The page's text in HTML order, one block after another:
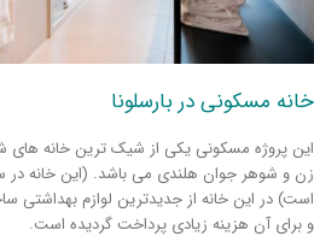
مسکونی در بارسلونا
پروژه مسکونی یکی از شیک ترین خانه های
در این خانه از جدیدترین لوازم بهداشتی
آن هزینه زیادی پرداخت گردیده است.